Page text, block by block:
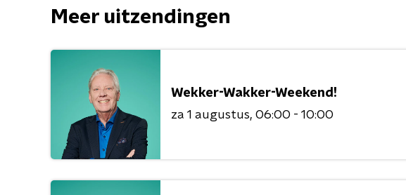
Meer uitzendingen
Wekker-Wakker-Weekend!
za 1 augustus 06:00 - 10:00